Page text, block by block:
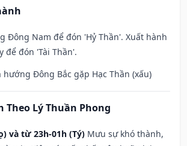
Đông Nam để đón 'Hỷ Thần'. Xuất hành
để đón 'Tài Thần'.
Đông Bắc gặp Hạc Thần (xấu)
Theo Lý Thuần Phong
và từ 23h-01h (Tý) Mưu sự khó thành,